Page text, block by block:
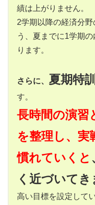
績は上がりません。
2学期以降の経済分
う、夏までに1学期
ります。
さらに、 夏期特訓
す。
長時間の演習
を整理し、実
慣れていくと
く近づいてき
高い目標を設定して